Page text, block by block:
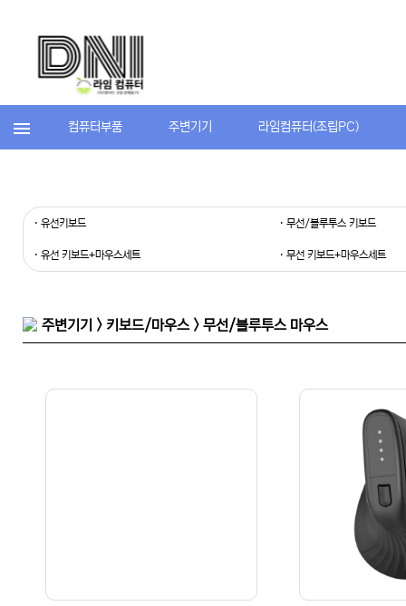
컴퓨터부품 주변기기 라임컴퓨터(조립PC)
· 유선키보드 · 무선/블루투스 키보드
· 유선 키보드+마우스세트 · 무선 키보드+마우스세트
주변기기 > 키보드/마우스 > 무선/블루투스 마우스